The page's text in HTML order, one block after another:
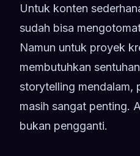
Untuk konten
sudah bisa
Namun untuk proyek
membutuhkan
storytelling mendalam,
masih sangat penting.
bukan pengganti.